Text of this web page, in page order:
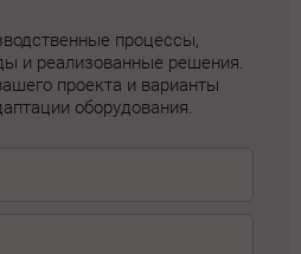
процессы,
и реализованные решения.
проекта и варианты
оборудования.